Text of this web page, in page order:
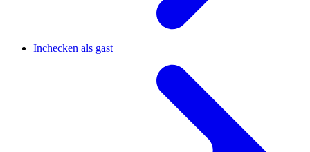
Inchecken als gast